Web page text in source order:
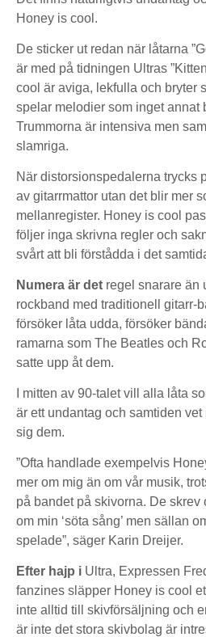
Honey is cool.
De sticker ut redan när låtarna
är med på tidningen Ultras
cool är aviga, lekfulla och bryter
spelar melodier som inget annat
Trummorna är intensiva men
slamriga.
När distorsionspedalerna trycks
av gitarrmattor utan det blir mer
mellanregister. Honey is cool
följer inga skrivna regler och
svårt att bli förstådda i det
Numera är det regel snarare än
rockband med traditionell gitarr-
försöker låta udda, försöker
ramarna som The Beatles och
satte upp åt dem.
I mitten av 90-talet vill alla låta
är ett undantag och samtiden
sig dem.
”Ofta handlade exempelvis
mer om mig än om vår musik,
på bandet på skivorna. De skrev
om min ‘söta sång’ men sällan
spelade”, säger Karin Dreijer.
Efter hajp i Ultra, Expressen
fanzines släpper Honey is cool
inte alltid till skivförsäljning och
är inte det stora skivbolag är